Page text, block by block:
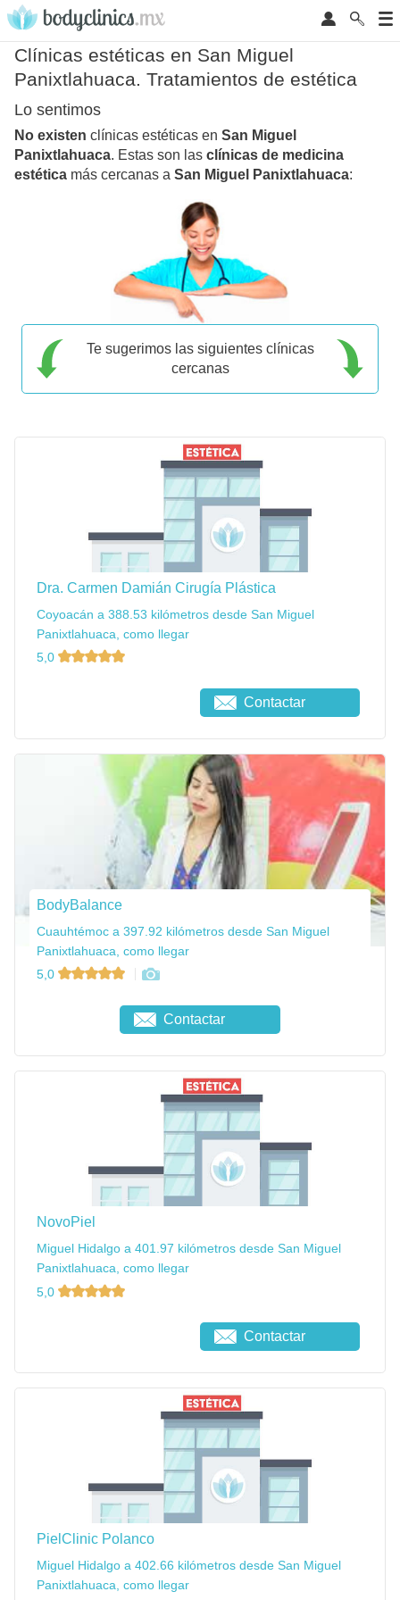
Clínicas estéticas en San Miguel
Panixtlahuaca. Tratamientos de estética
Lo sentimos
No existen clínicas estéticas en San Miguel
Panixtlahuaca. Estas son las clínicas de medicina
estética más cercanas a San Miguel Panixtlahuaca:
Te sugerimos las siguientes clínicas
cercanas
Dra. Carmen Damián Cirugía Plástica
Coyoacán a 388.53 kilómetros desde San Miguel
Panixtlahuaca, como llegar
5,0
Contactar
BodyBalance
Cuauhtémoc a 397.92 kilómetros desde San Miguel
Panixtlahuaca, como llegar
5,0
Contactar
NovoPiel
Miguel Hidalgo a 401.97 kilómetros desde San Miguel
Panixtlahuaca, como llegar
5,0
Contactar
PielClinic Polanco
Miguel Hidalgo a 402.66 kilómetros desde San Miguel
Panixtlahuaca, como llegar